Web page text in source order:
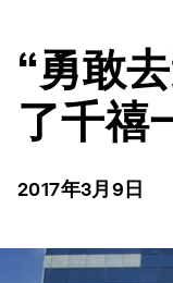
“勇敢
了千禧
2017年3月9日